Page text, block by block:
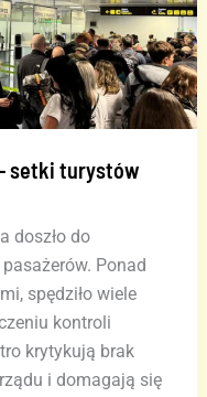
setki turystów
doszło do
Ponad
spędziło wiele
kontroli
krytykują brak
i domagają się